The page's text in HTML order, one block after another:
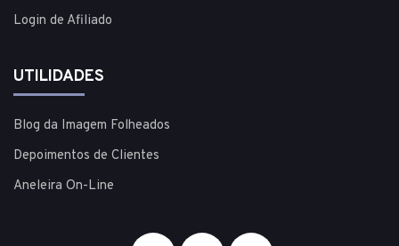
Login de Afiliado
UTILIDADES
Blog da Imagem Folheados
Depoimentos de Clientes
Aneleira On-Line